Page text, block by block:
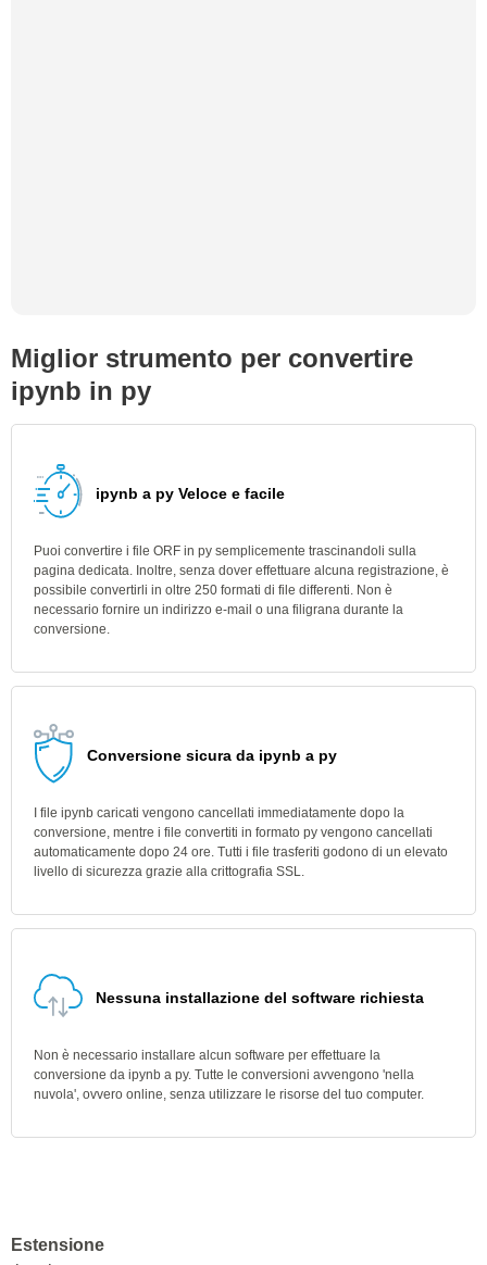
Miglior strumento per convertire
ipynb in py
ipynb a py Veloce e facile
Puoi convertire i file ORF in py semplicemente trascinandoli sulla
pagina dedicata. Inoltre, senza dover effettuare alcuna registrazione, è
possibile convertirli in oltre 250 formati di file differenti. Non è
necessario fornire un indirizzo e-mail o una filigrana durante la
conversione.
Conversione sicura da ipynb a py
I file ipynb caricati vengono cancellati immediatamente dopo la
conversione, mentre i file convertiti in formato py vengono cancellati
automaticamente dopo 24 ore. Tutti i file trasferiti godono di un elevato
livello di sicurezza grazie alla crittografia SSL.
Nessuna installazione del software richiesta
Non è necessario installare alcun software per effettuare la
conversione da ipynb a py. Tutte le conversioni avvengono 'nella
nuvola', ovvero online, senza utilizzare le risorse del tuo computer.
Estensione